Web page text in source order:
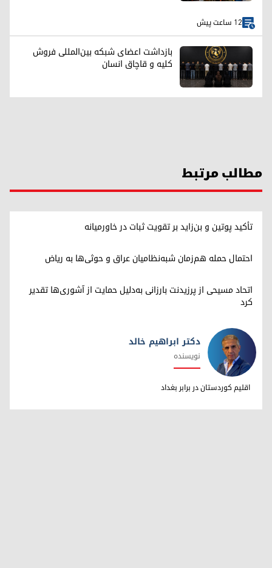
12 ساعت پیش
بازداشت اعضای شبکه بین‌المللی فروش
کلیه و قاچاق انسان
مطالب مرتبط
تأکید پوتین و بن‌زاید بر تقویت ثبات در خاورمیانه
احتمال حمله هم‌زمان شبه‌نظامیان عراق و حوثی‌ها به ریاض
اتحاد مسیحی از پرزیدنت بارزانی به‌دلیل حمایت از آشوری‌ها تقدیر
کرد
دکتر ابراهیم خالد
دکتر ابراهیم خالد
نویسنده
اقلیم کوردستان در برابر بغداد